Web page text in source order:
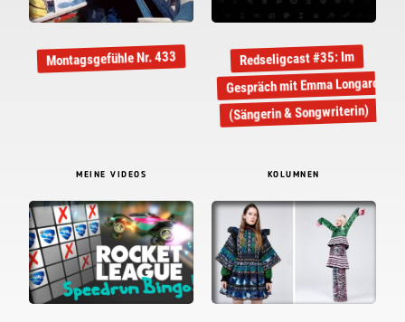
Montagsgefühle Nr. 433 Redseligcast #35: Im
Gespräch mit Emma Longard
(Sängerin & Songwriterin)
MEINE VIDEOS KOLUMNEN